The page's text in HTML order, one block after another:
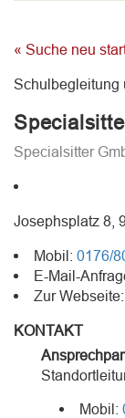
« Suche neu
Schulbegleitung
Specialsitter
Josephsplatz 8,
Mobil: 0176/
E-Mail-
Zur Webseite:
KONTAKT
Mobil: